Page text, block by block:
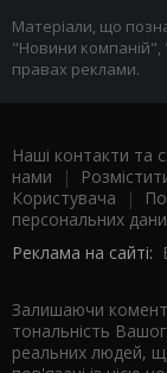
Матеріали, що
"Новини компаній",
правах реклами.
Наші контакти та
нами |
Користувача |
персональних
Реклама на сайті:
Залишаючи
тональність
реальних людей,